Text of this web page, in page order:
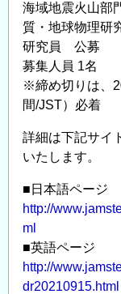
ポ
ス
ト
ド
ク
ラ
ル
究
員
公
募
情
機
構
海
域
地
火
山
門
地
震
発
生
海域地震火山部
質・地球物理研
研究員 公募
募集人員 1名
※締め切りは、
間/JST）必着
詳細は下記サイ
いたします。
■日本語ページ
http://
ml
■英語ページ
http://
dr20210915.html